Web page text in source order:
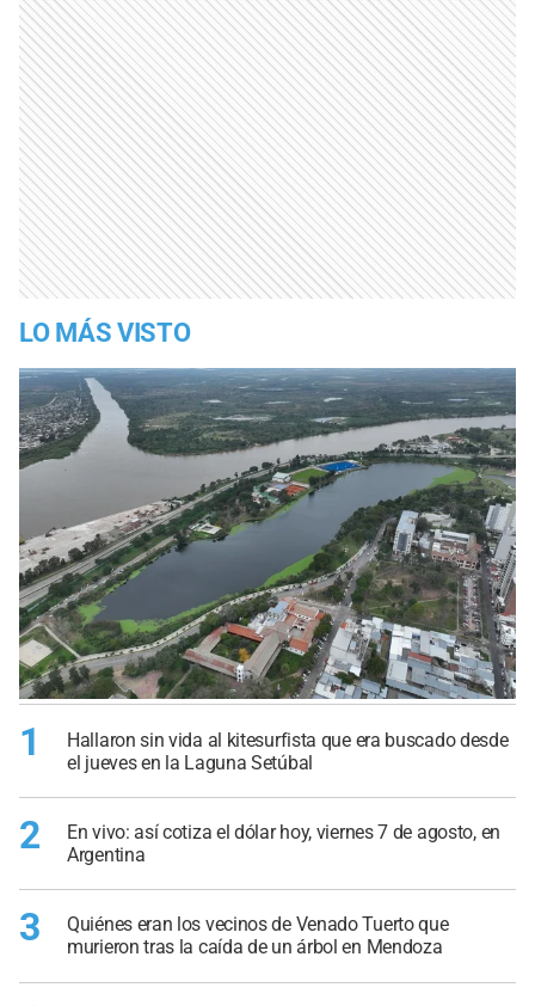
LO MÁS VISTO
1
Hallaron sin vida al kitesurfista que era buscado desde
el jueves en la Laguna Setúbal
2
En vivo: así cotiza el dólar hoy, viernes 7 de agosto, en
Argentina
3
Quiénes eran los vecinos de Venado Tuerto que
murieron tras la caída de un árbol en Mendoza